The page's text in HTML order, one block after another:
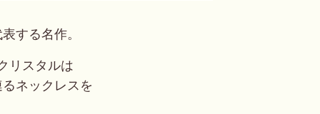
する名作。
リスタルは
ネックレス を